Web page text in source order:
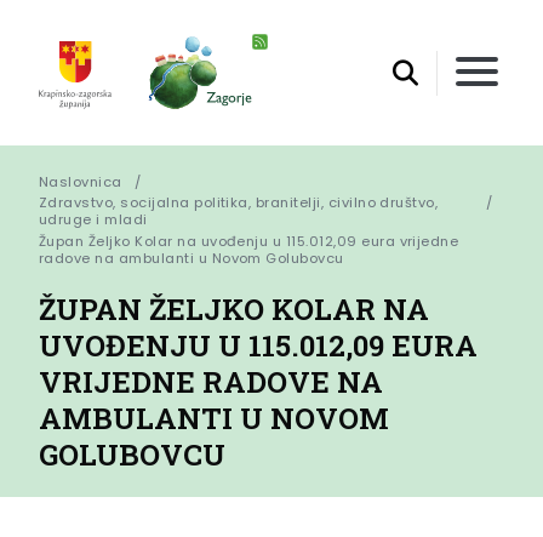
Naslovnica
Zdravstvo, socijalna politika, branitelji, civilno društvo,
udruge i mladi
Župan Željko Kolar na uvođenju u 115.012,09 eura vrijedne
radove na ambulanti u Novom Golubovcu
ŽUPAN ŽELJKO KOLAR NA
UVOĐENJU U 115.012,09 EURA
VRIJEDNE RADOVE NA
AMBULANTI U NOVOM
GOLUBOVCU